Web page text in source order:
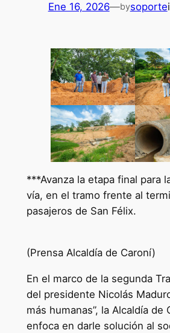
Ene 16, 2026—bysoporte
***Avanza la etapa final para
vía, en el tramo frente al
pasajeros de San Félix.
(Prensa Alcaldía de Caroní)
En el marco de la segunda
del presidente Nicolás
más humanas”, la Alcaldía de
enfoca en darle solución al